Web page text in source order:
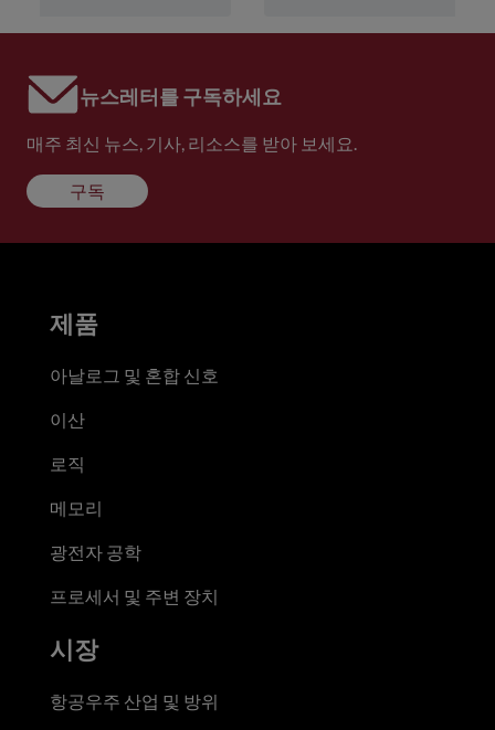
뉴스레터를 구독하세요
매주 최신 뉴스, 기사, 리소스를 받아 보세요.
구독
제품
아날로그 및 혼합 신호
이산
로직
메모리
광전자 공학
프로세서 및 주변 장치
시장
항공우주 산업 및 방위